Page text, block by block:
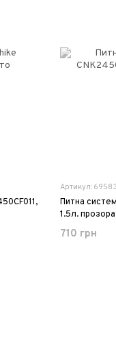
Артикул: 69583
Питна
1.5л. прозора
710 грн